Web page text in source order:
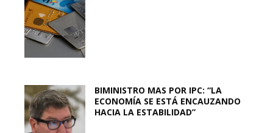
BIMINISTRO MAS POR IPC: “LA
ECONOMÍA SE ESTÁ ENCAUZANDO
HACIA LA ESTABILIDAD”